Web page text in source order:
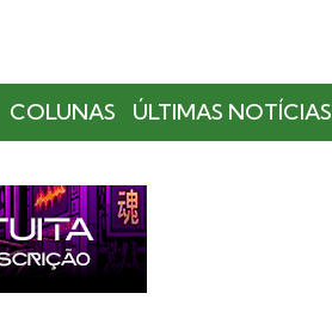
COLUNAS ÚLTIMAS NOTÍCIAS